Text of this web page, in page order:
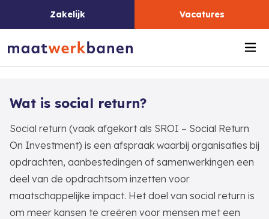
Zakelijk Vacatures
Wat is social return?
Social return (vaak afgekort als SROI – Social Return
On Investment) is een afspraak waarbij organisaties bij
opdrachten, aanbestedingen of samenwerkingen een
deel van de opdrachtsom inzetten voor
maatschappelijke impact. Het doel van social return is
om meer kansen te creëren voor mensen met een